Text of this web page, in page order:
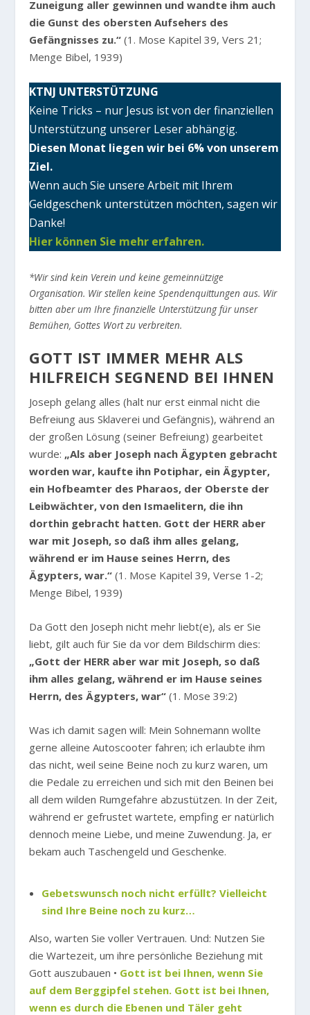
Zuneigung aller gewinnen und wandte ihm auch
die Gunst des obersten Aufsehers des
Gefängnisses zu.“ (1. Mose Kapitel 39, Vers 21;
Menge Bibel, 1939)
KTNJ UNTERSTÜTZUNG
Keine Tricks – nur Jesus ist von der finanziellen
Unterstützung unserer Leser abhängig.
Diesen Monat liegen wir bei 6% von unserem
Ziel.
Wenn auch Sie unsere Arbeit mit Ihrem
Geldgeschenk unterstützen möchten, sagen wir
Danke!
Hier können Sie mehr erfahren.
*Wir sind kein Verein und keine gemeinnützige
Organisation. Wir stellen keine Spendenquittungen aus. Wir
bitten aber um Ihre finanzielle Unterstützung für unser
Bemühen, Gottes Wort zu verbreiten.
GOTT IST IMMER MEHR ALS
HILFREICH SEGNEND BEI IHNEN
Joseph gelang alles (halt nur erst einmal nicht die
Befreiung aus Sklaverei und Gefängnis), während an
der großen Lösung (seiner Befreiung) gearbeitet
wurde: „Als aber Joseph nach Ägypten gebracht
worden war, kaufte ihn Potiphar, ein Ägypter,
ein Hofbeamter des Pharaos, der Oberste der
Leibwächter, von den Ismaelitern, die ihn
dorthin gebracht hatten. Gott der HERR aber
war mit Joseph, so daß ihm alles gelang,
während er im Hause seines Herrn, des
Ägypters, war.“ (1. Mose Kapitel 39, Verse 1-2;
Menge Bibel, 1939)
Da Gott den Joseph nicht mehr liebt(e), als er Sie
liebt, gilt auch für Sie da vor dem Bildschirm dies:
„Gott der HERR aber war mit Joseph, so daß
ihm alles gelang, während er im Hause seines
Herrn, des Ägypters, war“ (1. Mose 39:2)
Was ich damit sagen will: Mein Sohnemann wollte
gerne alleine Autoscooter fahren; ich erlaubte ihm
das nicht, weil seine Beine noch zu kurz waren, um
die Pedale zu erreichen und sich mit den Beinen bei
all dem wilden Rumgefahre abzustützen. In der Zeit,
während er gefrustet wartete, empfing er natürlich
dennoch meine Liebe, und meine Zuwendung. Ja, er
bekam auch Taschengeld und Geschenke.
Gebetswunsch noch nicht erfüllt? Vielleicht
sind Ihre Beine noch zu kurz…
Also, warten Sie voller Vertrauen. Und: Nutzen Sie
die Wartezeit, um ihre persönliche Beziehung mit
Gott auszubauen • Gott ist bei Ihnen, wenn Sie
auf dem Berggipfel stehen. Gott ist bei Ihnen,
wenn es durch die Ebenen und Täler geht